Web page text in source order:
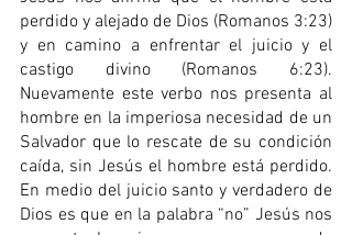
perdido y alejado de Dios (Romanos 3:23)
y en camino a enfrentar el juicio y el
castigo divino (Romanos 6:23).
Nuevamente este verbo nos presenta al
hombre en la imperiosa necesidad de un
Salvador que lo rescate de su condición
caída, sin Jesús el hombre está perdido.
En medio del juicio santo y verdadero de
Dios es que en la palabra “no” Jesús nos